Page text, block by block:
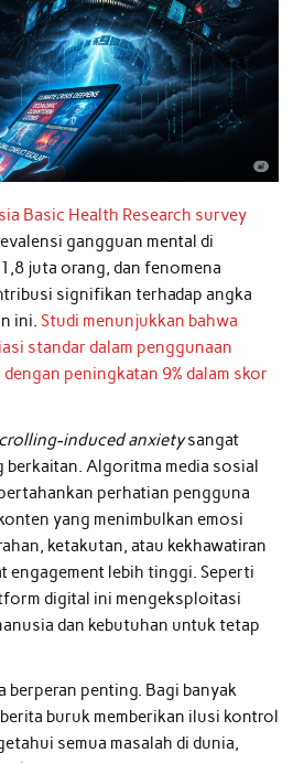
Basic Health Research survey
gangguan mental di
juta orang, dan fenomena
signifikan terhadap angka
ini. Studi menunjukkan bahwa
standar dalam penggunaan
peningkatan 9% dalam skor
induced anxietysangat
berkaitan. Algoritma media sosial
perhatian pengguna
yang menimbulkan emosi
ketakutan, atau kekhawatiran
engagement lebih tinggi. Seperti
digital ini mengeksploitasi
dan kebutuhan untuk tetap
penting. Bagi banyak
buruk memberikan ilusi kontrol
semua masalah di dunia,